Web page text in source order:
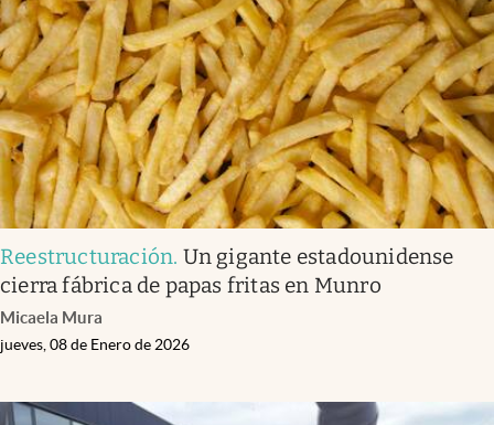
Reestructuración. Un gigante estadounidense
cierra fábrica de papas fritas en Munro
Micaela Mura
jueves, 08 de Enero de 2026